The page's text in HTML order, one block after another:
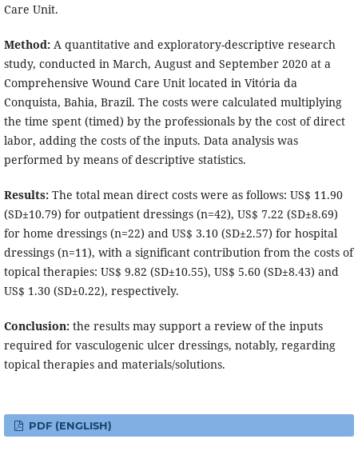
Care Unit.
Method:A quantitative and exploratory-descriptive research
study, conducted in March, August and September 2020 at a
Comprehensive Wound Care Unit located in Vitória da
Conquista, Bahia, Brazil. The costs were calculated multiplying
the time spent (timed) by the professionals by the cost of direct
labor, adding the costs of the inputs. Data analysis was
performed by means of descriptive statistics.
Results:The total mean direct costs were as follows: US$ 11.90
(SD±10.79) for outpatient dressings (n=42), US$ 7.22 (SD±8.69)
for home dressings (n=22) and US$ 3.10 (SD±2.57) for hospital
dressings (n=11), with a significant contribution from the costs of
topical therapies: US$ 9.82 (SD±10.55), US$ 5.60 (SD±8.43) and
US$ 1.30 (SD±0.22), respectively.
Conclusion:the results may support a review of the inputs
required for vasculogenic ulcer dressings, notably, regarding
topical therapies and materials/solutions.
PDF (ENGLISH)